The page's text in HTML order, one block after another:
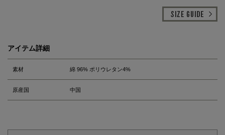
アイテム詳細
素材 綿 96% ポリウレタン4%
原産国 中国